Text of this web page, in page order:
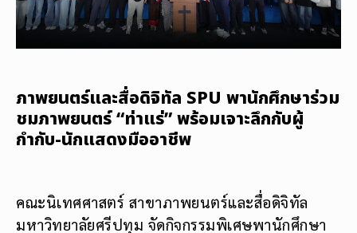
ภาพยนตร์และสื่อดิจิทัล SPU พานักศึกษาร่วม
ชมภาพยนตร์ “ท่าแร่” พร้อมเจาะลึกกับผู้
กำกับ-นักแสดงมืออาชีพ
คณะนิเทศศาสตร์ สาขาภาพยนตร์และสื่อดิจิทัล
มหาวิทยาลัยศรีปทุม จัดกิจกรรมพิเศษพานักศึกษา